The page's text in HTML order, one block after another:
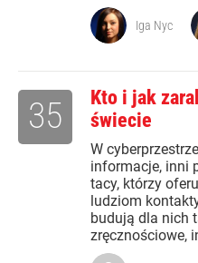
Iga Nyc
Kto i jak
świecie
W
informacje, inni
tacy, którzy
ludziom
budują dla nich
zręcznościowe,
35